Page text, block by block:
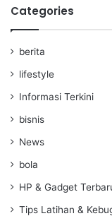
Categories
berita
lifestyle
Informasi Terkini
bisnis
News
bola
HP & Gadget
Tips Latihan &